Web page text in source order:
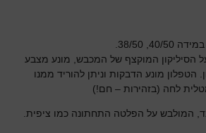
38/50.
הסיליקון המוקצף של המכבש, מונע מצבע
הטפלון מונע הדבקות וניתן להוריד ממנו
לחה (בזהירות – חם!)
המולבש על הפלטה התחתונה כמו ציפית.